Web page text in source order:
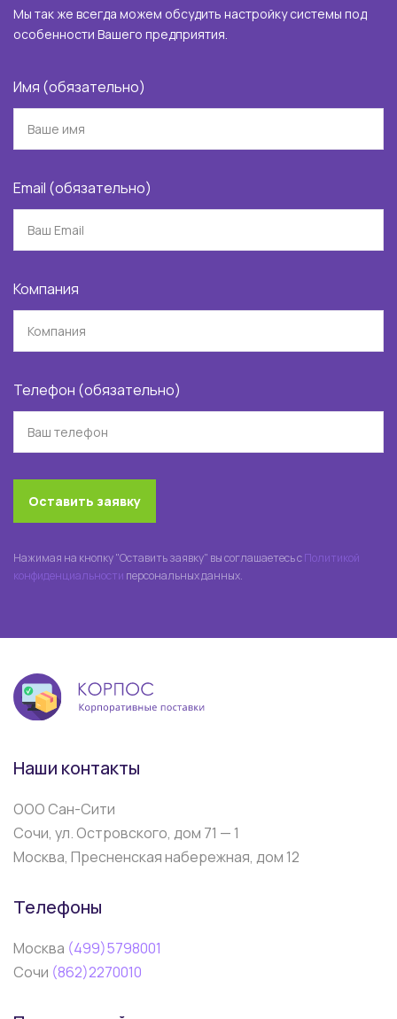
Мы так же всегда можем обсудить настройку системы под
особенности Вашего предприятия.
Имя (обязательно)
Email (обязательно)
Компания
Телефон (обязательно)
Оставить заявку
Нажимая на кнопку "Оставить заявку" вы соглашаетесь сПолитикой
конфиденциальности персональных данных.
Наши контакты
ООО Сан-Сити
Сочи, ул. Островского, дом 71 — 1
Москва, Пресненская набережная, дом 12
Телефоны
Москва (499)5798001
Сочи (862)2270010